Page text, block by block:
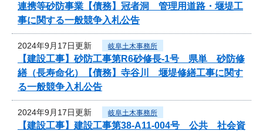
連携等砂防事業【債務】冠者洞 管理用道路・堰堤工
事に関する一般競争入札公告
2024年9月17日更新 岐阜土木事務所
【建設工事】砂防工事第R6砂修長-1号 県単 砂防修
繕（長寿命化）【債務】寺谷川 堰堤修繕工事に関す
る一般競争入札公告
2024年9月17日更新 岐阜土木事務所
【建設工事】建設工事第38-A11-004号 公共 社会資